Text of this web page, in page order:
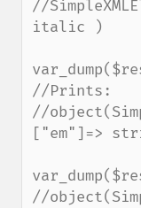
//
italic )
//Prints:
//
["em"]=>
//